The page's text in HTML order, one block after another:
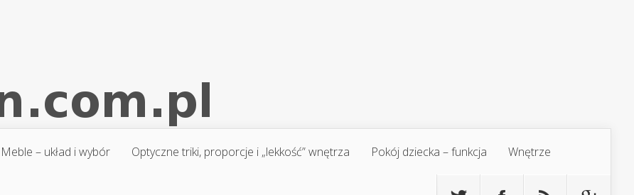
Meble – układ i wybór Optyczne triki, proporcje i „lekkość” wnętrza Pokój dziecka – funkcja Wnętrze